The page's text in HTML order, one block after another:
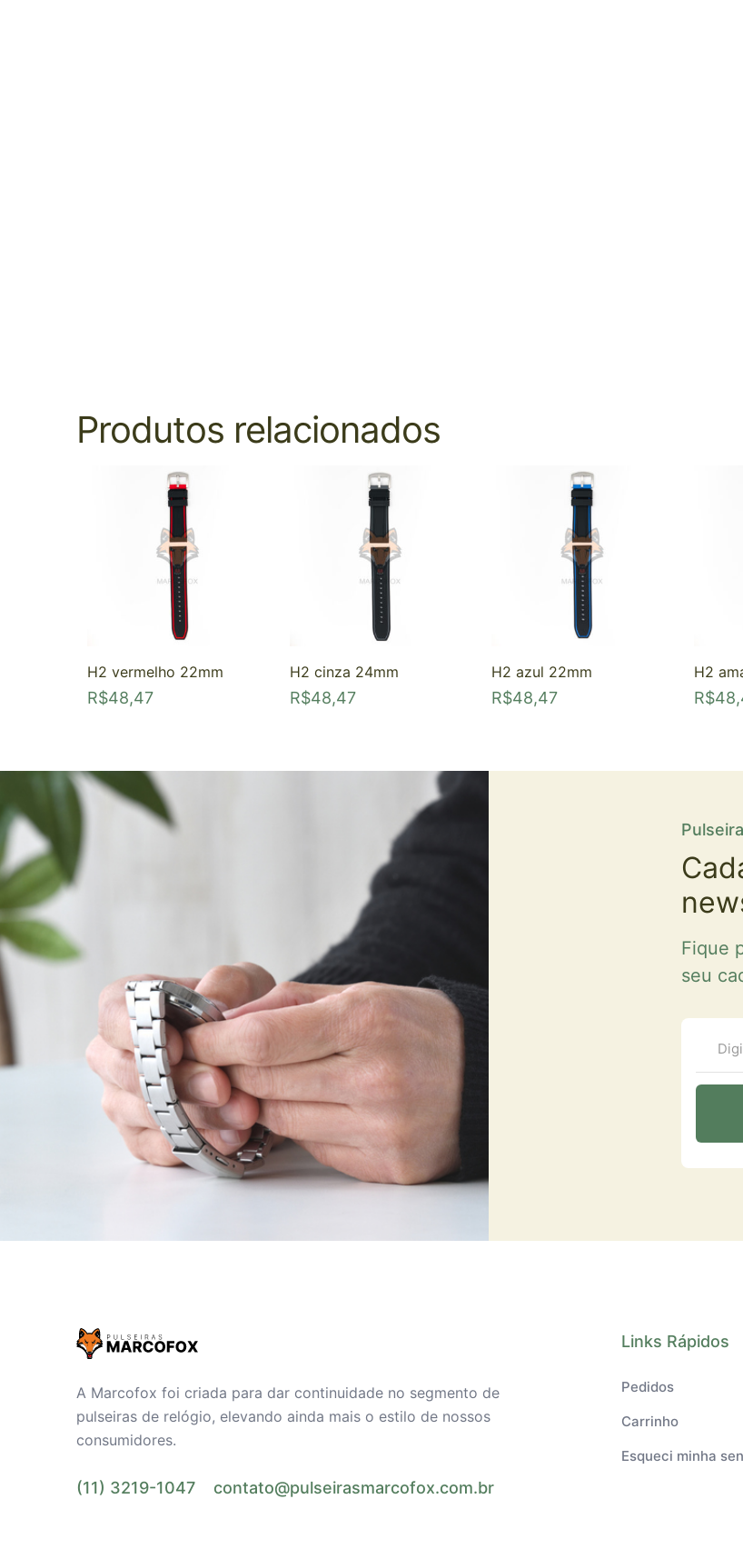
Produtos relacionados
H2 vermelho 22mm
R$48,47
H2 cinza 24mm
R$48,47
H2 azul 22mm
R$48,47
H2
R$
Fique
seu
A Marcofox foi criada para dar continuidade no segmento de
pulseiras de relógio, elevando ainda mais o estilo de nossos
consumidores.
(11) 3219-1047 contato@pulseirasmarcofox.com.br
Links Rápidos
Pedidos
Carrinho
Esqueci minha